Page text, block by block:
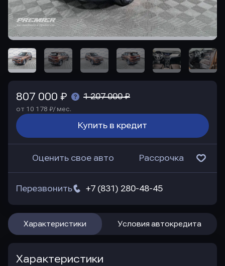
807 000 ₽ 1 207 000 ₽
от 10 178 ₽/ мес.
Купить в кредит
Оценить свое авто Рассрочка
+7 (831) 280-48-45
Перезвонить
Характеристики Условия автокредита
Характеристики